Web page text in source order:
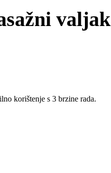
valjak
korištenje s 3 brzine rada.